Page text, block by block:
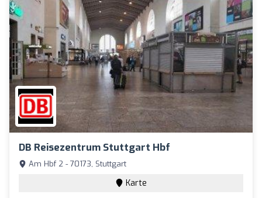
DB Reisezentrum Stuttgart Hbf
Am Hbf 2 - 70173, Stuttgart
Karte